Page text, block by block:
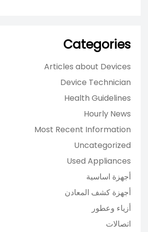
Categories
Articles about Devices
Device Technician
Health Guidelines
Hourly News
Most Recent Information
Uncategorized
Used Appliances
أجهزة اساسية
أجهزة كشف المعادن
أزياء وعطور
اتصالات